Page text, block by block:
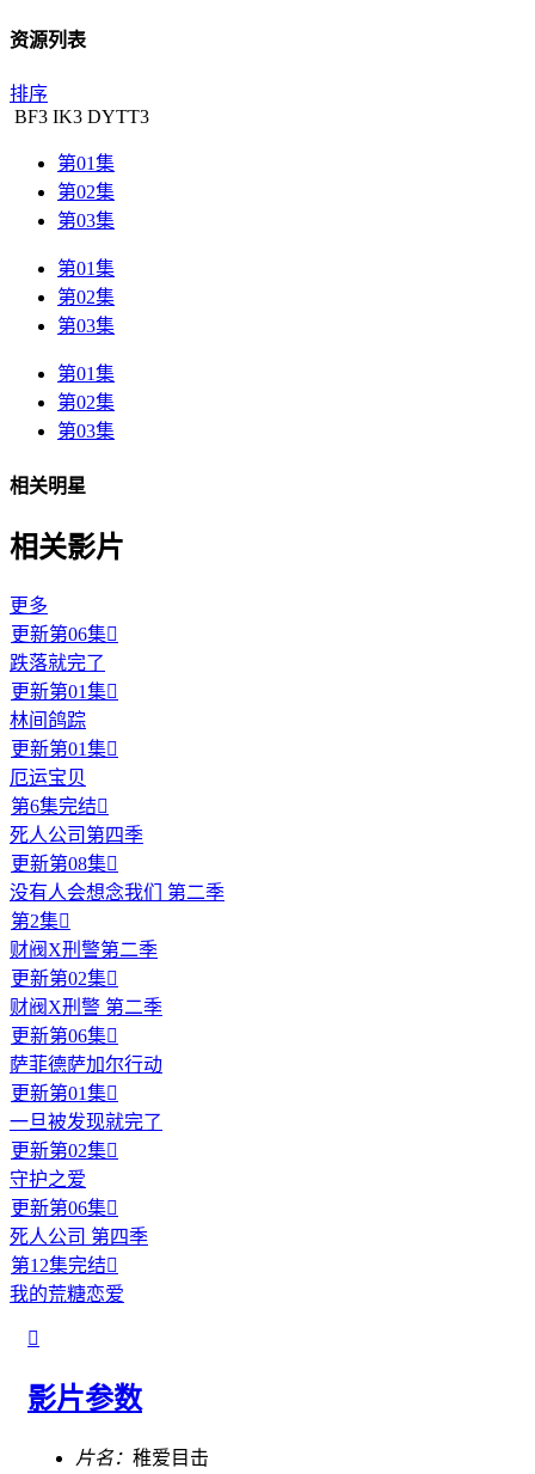
资源列表
排序
BF3 IK3 DYTT3
第01集
第02集
第03集
第01集
第02集
第03集
第01集
第02集
第03集
相关明星
相关影片
更多
更新第06集
跌落就完了
更新第01集
林间鸽踪
更新第01集
厄运宝贝
第6集完结
死人公司第四季
更新第08集
没有人会想念我们 第二季
第2集
财阀X刑警第二季
更新第02集
财阀X刑警 第二季
更新第06集
萨菲德萨加尔行动
更新第01集
一旦被发现就完了
更新第02集
守护之爱
更新第06集
死人公司 第四季
第12集完结
我的荒糖恋爱

影片参数
片名： 稚爱目击